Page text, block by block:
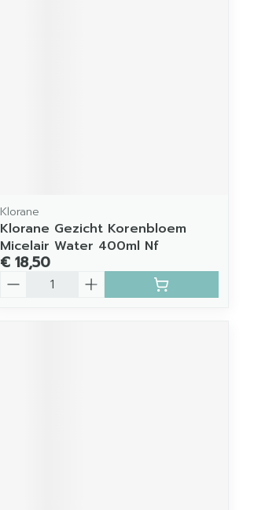
Klorane
Klorane Gezicht Korenbloem
Micelair Water 400ml Nf
€ 18,50